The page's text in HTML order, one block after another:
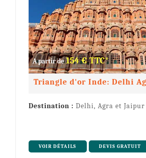
A partir de154 € TTC*
Triangle d'or Inde: Delhi
Destination : Delhi, Agra et Jaipur
VOIR DÉTAILS DEVIS GRATUIT